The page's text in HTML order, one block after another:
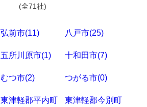
(全71社)
弘前市(11) 八戸市(25)
五所川原市(1) 十和田市(7)
むつ市(2) つがる市(0)
東津軽郡平内町
東津軽郡今別町